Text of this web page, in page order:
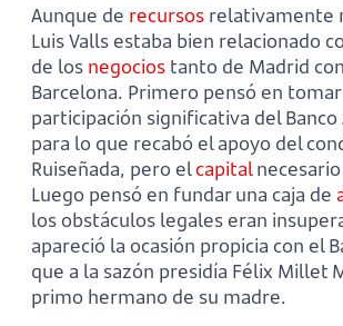
Aunque de recursos relativamente
Luis Valls estaba bien relacionado
de los negocios tanto de Madrid
Barcelona. Primero pensó en
participación significativa del
para lo que recabó el apoyo del
Ruiseñada, pero elcapital
Luego pensó en fundar una caja de
los obstáculos legales eran
apareció la ocasión propicia con el
que a la sazón presidía Félix Millet
primo hermano de su madre.